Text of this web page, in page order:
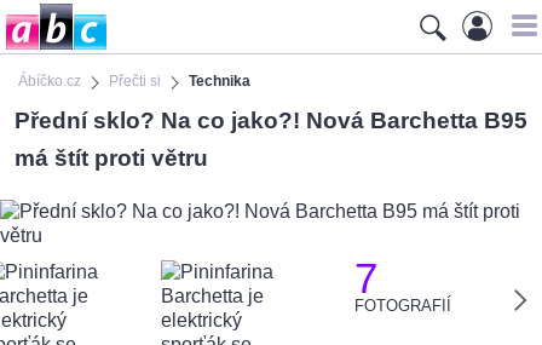
Ábíčko.cz Přečti si Technika
Přední sklo? Na co jako?! Nová Barchetta B95
má štít proti větru
7
FOTOGRAFIÍ